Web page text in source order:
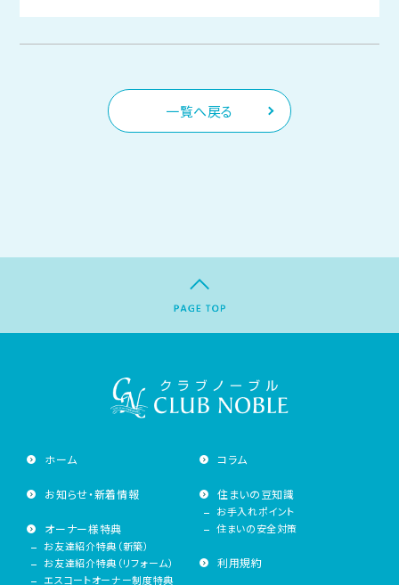
一覧へ戻る
ホーム
お知らせ・新着情報
オーナー様特典
お友達紹介特典（新築）
お友達紹介特典（リフォーム）
エスコートオーナー制度特典
コラム
住まいの豆知識
お手入れポイント
住まいの安全対策
利用規約